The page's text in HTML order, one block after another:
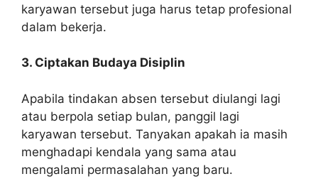
karyawan tersebut juga harus tetap profesional
dalam bekerja.
3. Ciptakan Budaya Disiplin
Apabila tindakan absen tersebut diulangi lagi
atau berpola setiap bulan, panggil lagi
karyawan tersebut. Tanyakan apakah ia masih
menghadapi kendala yang sama atau
mengalami permasalahan yang baru.